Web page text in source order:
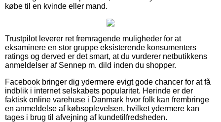
købe til en kvinde eller mand.
Trustpilot leverer ret fremragende muligheder for at
eksaminere en stor gruppe eksisterende konsumenters
ratings og derved er det smart, at du vurderer netbutikkens
anmeldelser af Sennep m. dild inden du shopper.
Facebook bringer dig ydermere evigt gode chancer for at få
indblik i internet selskabets popularitet. Herinde er der
faktisk online varehuse i Danmark hvor folk kan frembringe
en anmeldelse af købsoplevelsen, hvilket ydermere kan
tages i brug til afvejning af kundetilfredsheden.